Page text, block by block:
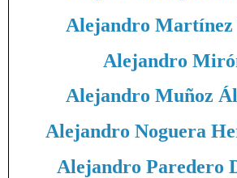
Alejandro Martínez
Alejandro
Alejandro Muñoz
Alejandro Noguera
Alejandro Paredero